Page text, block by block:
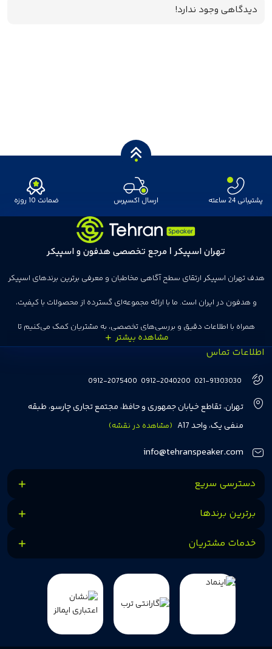
دیدگاهی وجود ندارد!
پشتیبانی 24 ساعته ارسال اکسپرس ضمانت 10 روزه
تهران اسپیکر | مرجع تخصصی هدفون و اسپیکر
هدف تهران اسپیکر ارتقای سطح آگاهی مخاطبان و معرفی برترین برندهای اسپیکر
و هدفون در ایران است. ما با ارائه مجموعه‌ای گسترده از محصولات با کیفیت،
همراه با اطلاعات دقیق و بررسی‌های تخصصی، به مشتریان کمک می‌کنیم تا
انتخاب‌های درست و هوشمندانه‌ای داشته باشند. تهران اسپیکر با تجربه‌ای بیش از
هفت سال در این زمینه، بر ایجاد تجربه خریدی آسان، سریع و مطمئن تمرکز دارد تا
مشتریان بتوانند با خیالی آسوده از انتخاب خود لذت ببرند. ما به رضایت و اعتماد
مشتریان اهمیت می‌دهیم و همواره در تلاشیم تا بهترین‌ها را برای آن‌ها فراهم
کنیم.
اطلاعات تماس
021-91303030
0912-2040200
0912-2075400
تهران، تقاطع خیابان جمهوری و حافظ، مجتمع تجاری چارسو، طبقه
منفی یک، واحد A17
(مشاهده در نقشه)
info@tehranspeaker.com
دسترسی سریع
برترین برندها
خدمات مشتریان